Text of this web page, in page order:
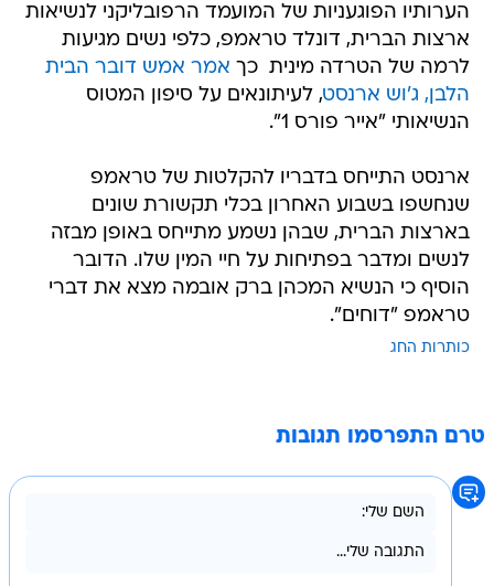
הערותיו הפוגעניות של המועמד הרפובליקני לנשיאות
ארצות הברית, דונלד טראמפ, כלפי נשים מגיעות
לרמה של הטרדה מינית  כך אמר אמש דובר הבית
הלבן, ג'וש ארנסט, לעיתונאים על סיפון המטוס
הנשיאותי "אייר פורס 1".
ארנסט התייחס בדבריו להקלטות של טראמפ
שנחשפו בשבוע האחרון בכלי תקשורת שונים
בארצות הברית, שבהן נשמע מתייחס באופן מבזה
לנשים ומדבר בפתיחות על חיי המין שלו. הדובר
הוסיף כי הנשיא המכהן ברק אובמה מצא את דברי
טראמפ "דוחים".
כותרות החג
טרם התפרסמו תגובות